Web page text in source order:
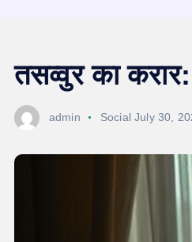
तसव्वुर का
admin Social July 30,